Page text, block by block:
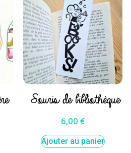
Souris de bibliothèque
6,00 €
Ajouter au panier